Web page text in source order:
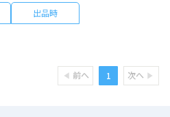
出品時
前へ 1 次へ